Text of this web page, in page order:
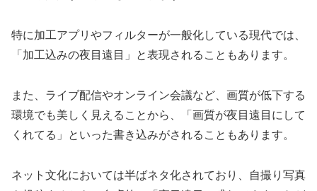
特に加工アプリやフィルターが一般化している現代では、
「加工込みの夜目遠目」と表現されることもあります。
また、ライブ配信やオンライン会議など、画質が低下する
環境でも美しく見えることから、「画質が夜目遠目にして
くれてる」といった書き込みがされることもあります。
ネット文化においては半ばネタ化されており、自撮り写真